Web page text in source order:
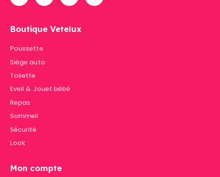
Boutique Vetelux
Poussette
Siège auto
Toilette
Eveil & Jouet bébé
Repas
Sommeil
Sécurité
Look
Mon compte